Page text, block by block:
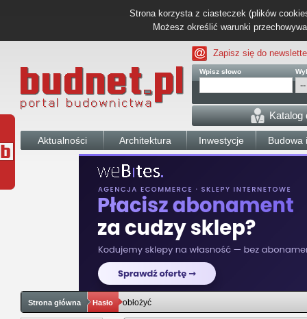
Strona korzysta z ciasteczek (plików
Możesz określić warunki
Zapisz się do
Wpisz słowo
Katalog
Aktualności Architektura Inwestycje Budowa
Strona główna Hasło obłożyć